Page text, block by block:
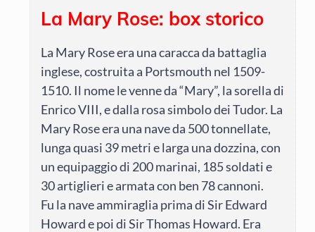
La Mary Rose: box storico
La Mary Rose era una caracca da battaglia
inglese, costruita a Portsmouth nel 1509-
1510. Il nome le venne da “Mary”, la sorella di
Enrico VIII, e dalla rosa simbolo dei Tudor. La
Mary Rose era una nave da 500 tonnellate,
lunga quasi 39 metri e larga una dozzina, con
un equipaggio di 200 marinai, 185 soldati e
30 artiglieri e armata con ben 78 cannoni.
Fu la nave ammiraglia prima di Sir Edward
Howard e poi di Sir Thomas Howard. Era